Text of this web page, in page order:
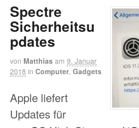
Spectre
Sicherheitsu
pdates
von Matthias am 9. Januar
2018 in Computer, Gadgets
Apple liefert
Updates für